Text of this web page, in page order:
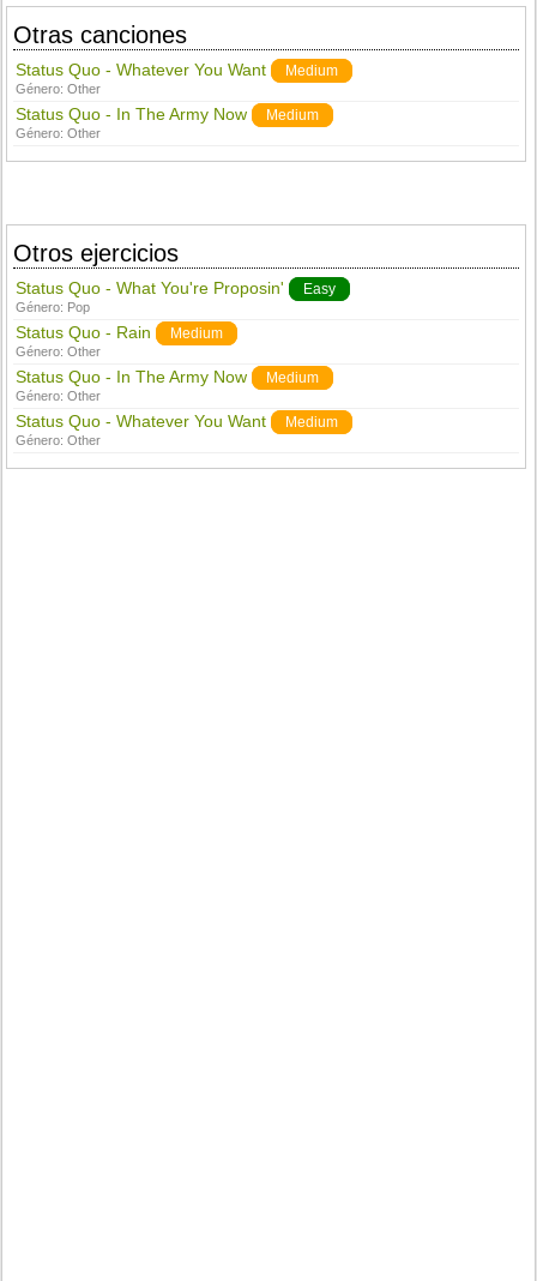
Otras canciones
Status Quo - Whatever You Want Medium
Género:Other
Status Quo - In The Army Now Medium
Género:Other
Otros ejercicios
Status Quo - What You're Proposin' Easy
Género: Pop
Status Quo - Rain Medium
Género:Other
Status Quo - In The Army Now Medium
Género:Other
Status Quo - Whatever You Want Medium
Género:Other